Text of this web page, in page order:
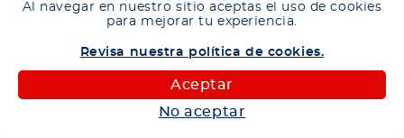
Al navegar en nuestro sitio aceptas el uso de cookies
para mejorar tu experiencia.
Revisa nuestra política de cookies.
Aceptar
No aceptar
Ingresa tu ubicación para ver los productos disponibles en tu zona